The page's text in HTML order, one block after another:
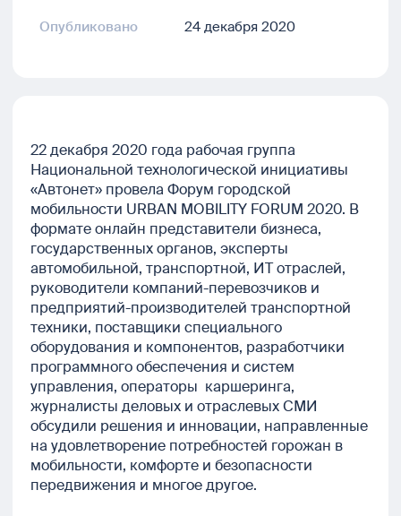
Опубликовано 24 декабря 2020
22 декабря 2020 года рабочая группа
Национальной технологической инициативы
«Автонет» провела Форум городской
мобильности URBAN MOBILITY FORUM 2020. В
формате онлайн представители бизнеса,
государственных органов, эксперты
автомобильной, транспортной, ИТ отраслей,
руководители компаний-перевозчиков и
предприятий-производителей транспортной
техники, поставщики специального
оборудования и компонентов, разработчики
программного обеспечения и систем
управления, операторы каршеринга,
журналисты деловых и отраслевых СМИ
обсудили решения и инновации, направленные
на удовлетворение потребностей горожан в
мобильности, комфорте и безопасности
передвижения и многое другое.